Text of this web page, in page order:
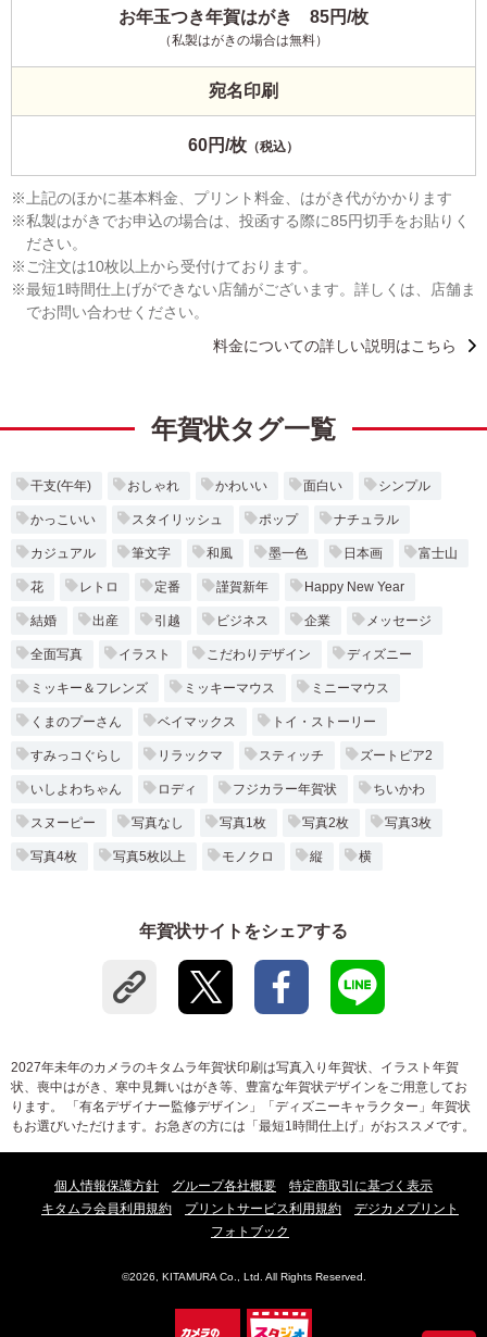
お年玉つき年賀はがき 85円/枚
（私製はがきの場合は無料）
宛名印刷
60円/枚 （税込）
上記のほかに基本料金、プリント料金、はがき代がかかります
私製はがきでお申込の場合は、投函する際に85円切手をお貼りく
ださい。
ご注文は10枚以上から受付けております。
最短1時間仕上げができない店舗がございます。詳しくは、店舗ま
でお問い合わせください。
料金についての詳しい説明はこちら
年賀状タグ一覧
干支(午年) おしゃれ かわいい 面白い シンプル
かっこいい スタイリッシュ ポップ ナチュラル
カジュアル 筆文字 和風 墨一色 日本画 富士山
花 レトロ 定番 謹賀新年 Happy New Year
結婚 出産 引越 ビジネス 企業 メッセージ
全面写真 イラスト こだわりデザイン ディズニー
ミッキー＆フレンズ ミッキーマウス ミニーマウス
くまのプーさん ベイマックス トイ・ストーリー
すみっコぐらし リラックマ スティッチ ズートピア2
いしよわちゃん ロディ フジカラー年賀状 ちいかわ
スヌーピー 写真なし 写真1枚 写真2枚 写真3枚
写真4枚 写真5枚以上 モノクロ 縦 横
年賀状サイトをシェアする
2027年未年のカメラのキタムラ年賀状印刷は写真入り年賀状、イラスト年賀
状、喪中はがき、寒中見舞いはがき等、豊富な年賀状デザインをご用意してお
ります。 「有名デザイナー監修デザイン」「ディズニーキャラクター」年賀状
もお選びいただけます。お急ぎの方には「最短1時間仕上げ」がおススメです。
個人情報保護方針 グループ各社概要
特定商取引に基づく表示
キタムラ会員利用規約
プリントサービス利用規約
デジカメプリント
フォトブック
©2026, KITAMURA Co., Ltd. All Rights Reserved.